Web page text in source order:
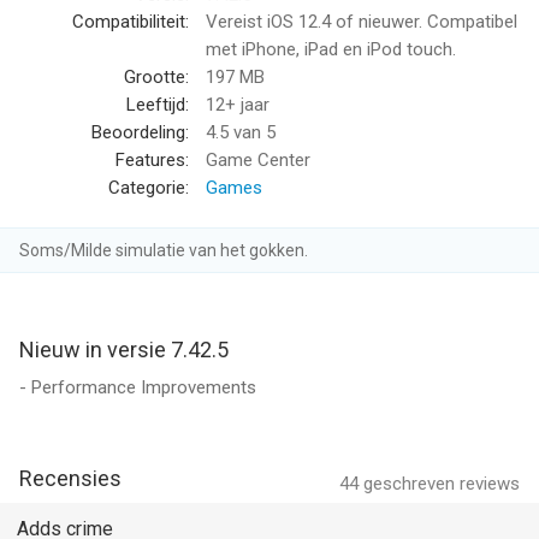
• Auto-complete for solved games
• Automatic game save and resume
• Portrait and landscape play
• Optimized experience for iPhone and iPad
• Scores, moves, times, and statistics
• Online scoring and achievements
• Customizable gameplay and display options
Take a quiet break, challenge your mind, and enjoy a polished
Download Spider ▻ Solitaire and start playing today
--
iPhone, iPad en iPod touch met iOS versie 12.4 of hoger,
Compatibiliteit:
Vereist iOS 12.4 of nieuwer. Compatibel
met iPhone, iPad en iPod touch.
Grootte:
197 MB
Leeftijd:
12+ jaar
Beoordeling:
4.5 van 5
Features:
Game Center
Categorie:
Games
Soms/Milde simulatie van het gokken.
Nieuw in versie 7.42.5
- Performance Improvements
44geschreven reviews
Recensies
Adds crime